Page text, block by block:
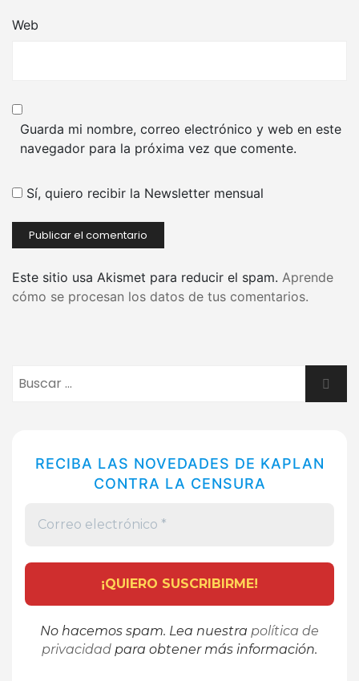
Web
Guarda mi nombre, correo electrónico y web en este
navegador para la próxima vez que comente.
Sí, quiero recibir la Newsletter mensual
Este sitio usa Akismet para reducir el spam. Aprende
cómo se procesan los datos de tus comentarios.
RECIBA LAS NOVEDADES DE KAPLAN
CONTRA LA CENSURA
No hacemos spam. Lea nuestra política de
privacidad para obtener más información.